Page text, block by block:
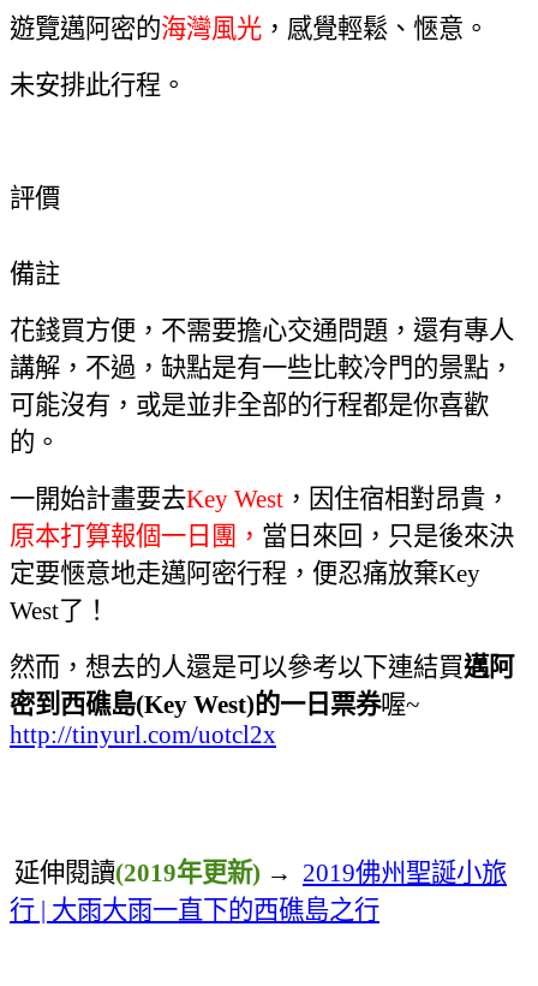
遊覽邁阿密的海灣風光 ，感覺輕鬆 、 愜意 。
未安排此行程 。
評價
備註
花錢買方便，不需要擔心交通問題，還有專人
講解，不過 ， 缺點是有一些比較冷門的景點，
可能沒有，或是並非全部的行程都是你喜歡
的 。
一開始計畫要去Key West ，因住宿相對昂貴，
原本打算報個一日團， 當日來回，只是後來決
定要愜意地走邁阿密行程，便忍痛放棄Key
West了！
然而，想去的人還是可以參考以下連結買邁阿
密到西礁島(Key West)的一日票券喔~
http://tinyurl.com/uotcl2x
延伸閱讀(2019年更新) → 2019佛州聖誕小旅
行 | 大雨大雨一直下的西礁島之行